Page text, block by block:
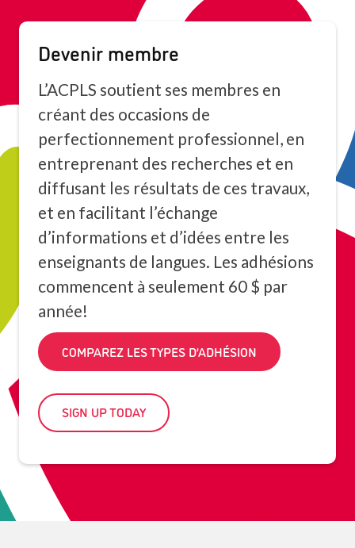
Devenir membre
L’ACPLS soutient ses membres en
créant des occasions de
perfectionnement professionnel, en
entreprenant des recherches et en
diffusant les résultats de ces travaux,
et en facilitant l’échange
d’informations et d’idées entre les
enseignants de langues. Les adhésions
commencent à seulement 60 $ par
année!
COMPAREZ LES TYPES D’ADHÉSION
SIGN UP TODAY